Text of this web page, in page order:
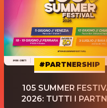
#PARTNERSHIP
105 SUMMER
2026: TUTTI I